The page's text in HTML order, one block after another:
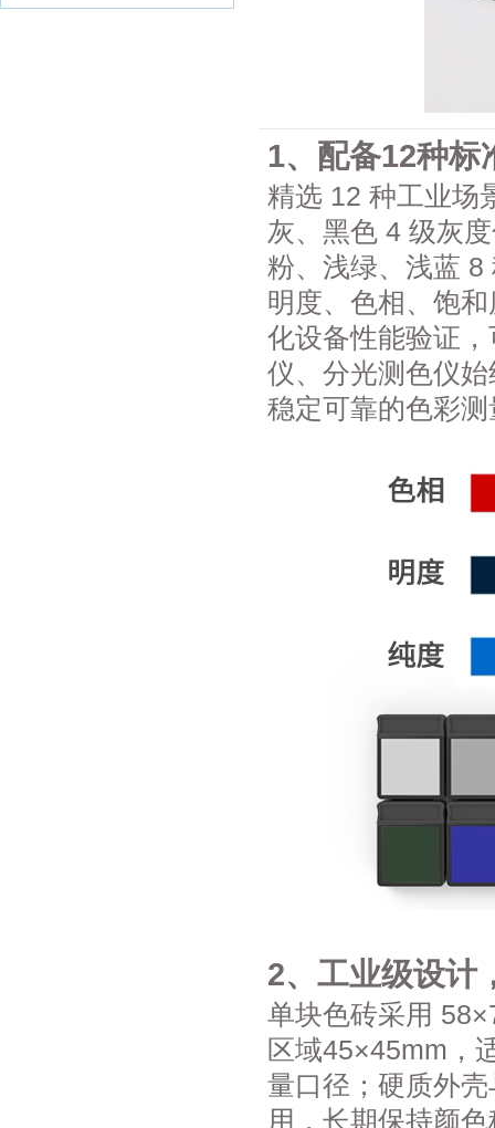
1、配备12种标
精选 12 种工业场
灰、黑色 4 级灰
粉、浅绿、浅蓝 8
明度、色相、饱
化设备性能验证
仪、分光测色仪
稳定可靠的色彩
2、工业级设计
单块色砖采用
区域45×45mm，
量口径；硬质外
用，长期保持颜